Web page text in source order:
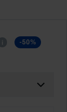
-50%